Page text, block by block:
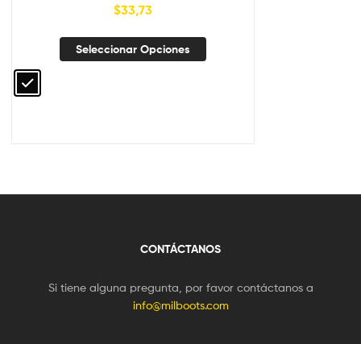
$33,73
Seleccionar Opciones
CONTÁCTANOS
Si tiene alguna pregunta, por favor contáctanos a
info@milboots.com